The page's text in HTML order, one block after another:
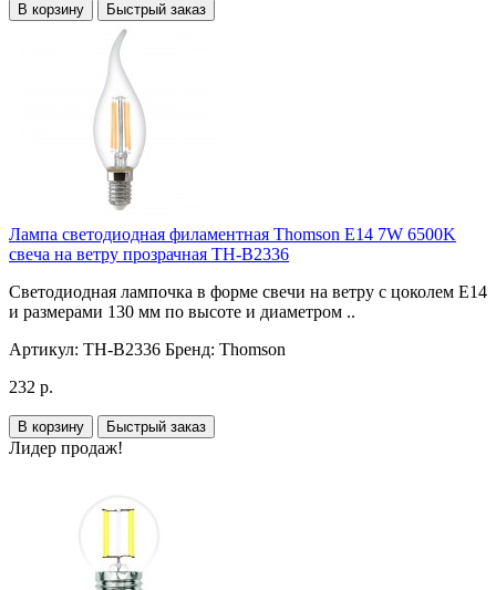
В корзину Быстрый заказ
Лампа светодиодная филаментная Thomson E14 7W 6500K
свеча на ветру прозрачная TH-B2336
Светодиодная лампочка в форме свечи на ветру с цоколем E14
и размерами 130 мм по высоте и диаметром ..
Артикул: TH-B2336 Бренд: Thomson
232 р.
В корзину Быстрый заказ
Лидер продаж!